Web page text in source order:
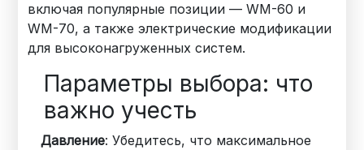
включая популярные позиции — WM-60 и
WM-70, а также электрические модификации
для высоконагруженных систем.
Параметры выбора: что
важно учесть
Давление: Убедитесь, что максимальное